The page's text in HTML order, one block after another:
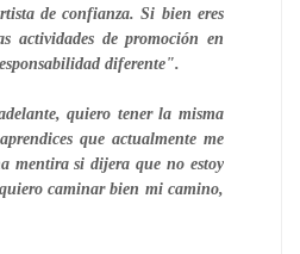
de confianza. Si bien eres
de promoción en
diferente".
quiero tener la misma
que actualmente me
mentira si dijera que no estoy
caminar bien mi camino,